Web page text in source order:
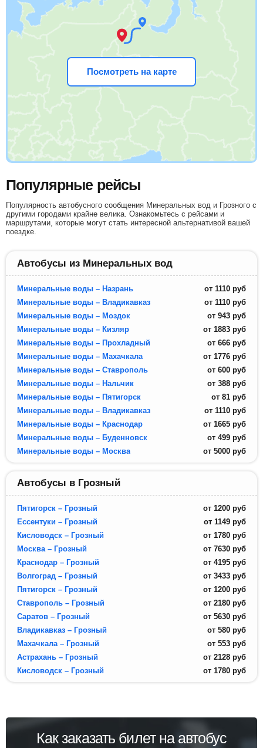
Посмотреть на карте
Популярные рейсы
Популярность автобусного сообщения Минеральных вод и Грозного с
другими городами крайне велика. Ознакомьтесь с рейсами и
маршрутами, которые могут стать интересной альтернативой вашей
поездке.
Автобусы из Минеральных вод
Минеральные воды – Назрань от 1110 руб
Минеральные воды – Владикавказ
от 1110 руб
Минеральные воды – Моздок
от 943 руб
Минеральные воды – Кизляр
от 1883 руб
Минеральные воды – Прохладный
от 666 руб
Минеральные воды – Махачкала
от 1776 руб
Минеральные воды – Ставрополь
от 600 руб
Минеральные воды – Нальчик
от 388 руб
Минеральные воды – Пятигорск
от 81 руб
Минеральные воды – Владикавказ
от 1110 руб
Минеральные воды – Краснодар
от 1665 руб
Минеральные воды – Буденновск
от 499 руб
Минеральные воды – Москва
от 5000 руб
Автобусы в Грозный
Пятигорск – Грозный от 1200 руб
Ессентуки – Грозный
от 1149 руб
Кисловодск – Грозный
от 1780 руб
Москва – Грозный
от 7630 руб
Краснодар – Грозный
от 4195 руб
Волгоград – Грозный
от 3433 руб
Пятигорск – Грозный
от 1200 руб
Ставрополь – Грозный
от 2180 руб
Саратов – Грозный
от 5630 руб
Владикавказ – Грозный
от 580 руб
Махачкала – Грозный
от 553 руб
Астрахань – Грозный
от 2128 руб
Кисловодск – Грозный
от 1780 руб
Как заказать билет на автобус